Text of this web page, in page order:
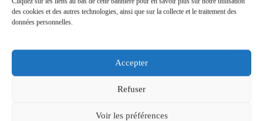
des cookies et des autres technologies, ainsi que sur la collecte et le traitement des
données personnelles.
Accepter
Refuser
Voir les préférences
Elodie DREYER
Clauses sociales
07 50 75 43 36
Contacter cette personne